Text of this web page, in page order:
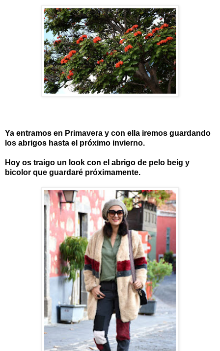
Ya entramos en Primavera y con ella iremos guardando
los abrigos hasta el próximo invierno.
Hoy os traigo un look con el abrigo de pelo beig y
bicolor que guardaré próximamente.